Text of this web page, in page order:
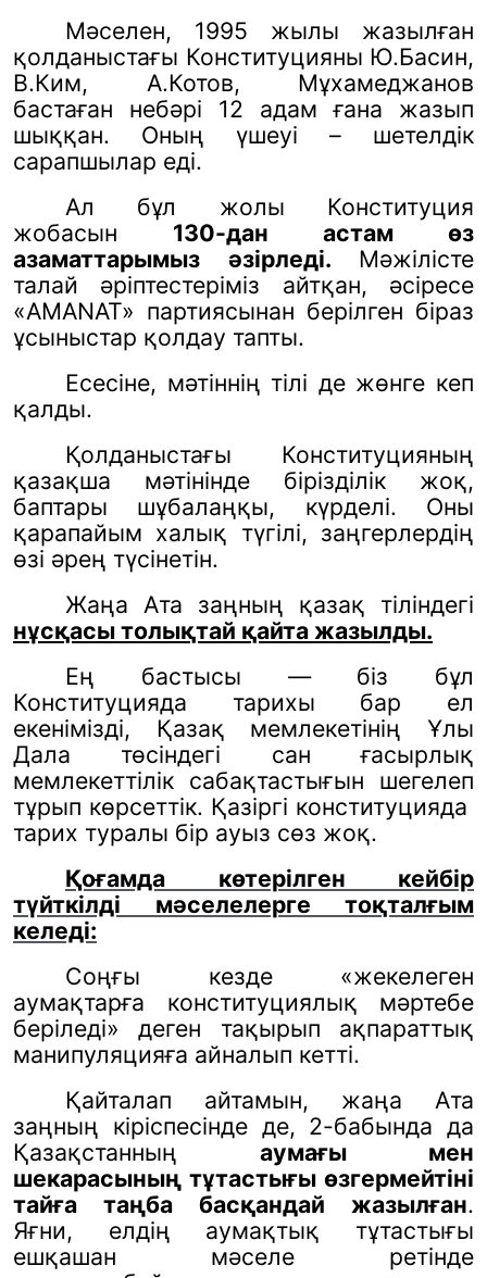
Мәселен, 1995 жылы жазылған
қолданыстағы Конституцияны Ю.Басин,
В.Ким, А.Котов, Мұхамеджанов
бастаған небәрі 12 адам ғана жазып
шыққан. Оның үшеуі – шетелдік
сарапшылар еді.
Ал бұл жолы Конституция
жобасын 130-дан астам өз
азаматтарымыз әзірледі. Мәжілісте
талай әріптестеріміз айтқан, әсіресе
«AMANAT» партиясынан берілген біраз
ұсыныстар қолдау тапты.
Есесіне, мәтіннің тілі де жөнге кеп
қалды.
Қолданыстағы Конституцияның
қазақша мәтінінде бірізділік жоқ,
баптары шұбалаңқы, күрделі. Оны
қарапайым халық түгілі, заңгерлердің
өзі әрең түсінетін.
Жаңа Ата заңның қазақ тіліндегі
нұсқасы толықтай қайта жазылды.
Ең бастысы — біз бұл
Конституцияда тарихы бар ел
екенімізді, Қазақ мемлекетінің Ұлы
Дала төсіндегі сан ғасырлық
мемлекеттілік сабақтастығын шегелеп
тұрып көрсеттік. Қазіргі конституцияда
тарих туралы бір ауыз сөз жоқ.
Қоғамда көтерілген кейбір
түйткілді мәселелерге тоқталғым
келеді:
Соңғы кезде «жекелеген
аумақтарға конституциялық мәртебе
беріледі» деген тақырып ақпараттық
манипуляцияға айналып кетті.
Қайталап айтамын, жаңа Ата
заңның кіріспесінде де, 2-бабында да
Қазақстанның аумағы мен
шекарасының тұтастығы өзгермейтіні
тайға таңба басқандай жазылған.
Яғни, елдің аумақтық тұтастығы
ешқашан мәселе ретінде